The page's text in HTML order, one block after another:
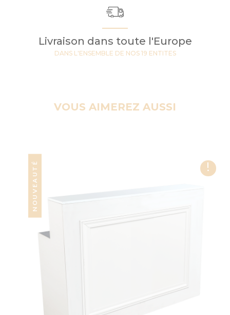
Livraison dans toute l'Europe
DANS L'ENSEMBLE DE NOS 19 ENTITES
VOUS AIMEREZ AUSSI
!
NOUVEAUTÉ